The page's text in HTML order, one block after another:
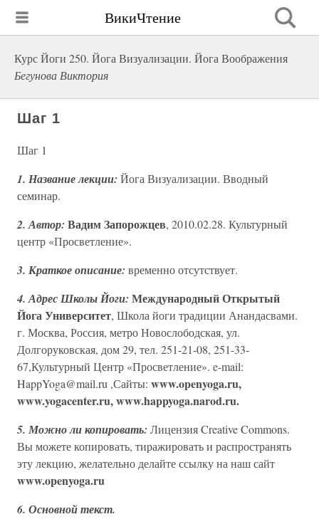
ВикиЧтение
Курс Йоги 250. Йога Визуализации. Йога Воображения
Бегунова Виктория
Шаг 1
Шаг 1
1. Название лекции: Йога Визуализации. Вводный
семинар.
2. Автор: Вадим Запорожцев, 2010.02.28. Культурный
центр «Просветление».
3. Краткое описание: временно отсутствует.
4. Адрес Школы Йоги: Международный Открытый
Йога Университет, Школа йоги традиции Анандасвами.
г. Москва, Россия, метро Новослободская, ул.
Долгоруковская, дом 29, тел. 251-21-08, 251-33-
67,Культурный Центр «Просветление». e-mail:
HappYoga@mail.ru ,Сайты: www.openyoga.ru,
www.yogacenter.ru, www.happyoga.narod.ru.
5. Можно ли копировать: Лицензия Creative Commons.
Вы можете копировать, тиражировать и распространять
эту лекцию, желательно делайте ссылку на наш сайт
www.openyoga.ru
6. Основной текст.